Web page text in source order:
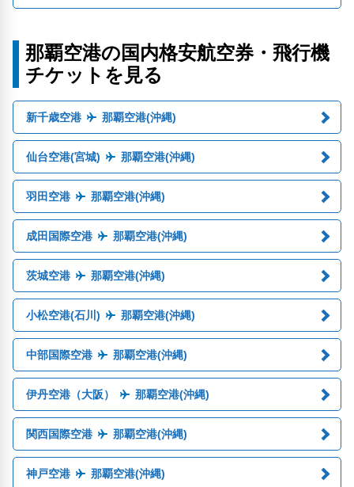
那覇空港の国内格安航空券・飛行機
チケットを見る
新千歳空港 那覇空港(沖縄)
仙台空港(宮城) 那覇空港(沖縄)
羽田空港 那覇空港(沖縄)
成田国際空港 那覇空港(沖縄)
茨城空港 那覇空港(沖縄)
小松空港(石川) 那覇空港(沖縄)
中部国際空港 那覇空港(沖縄)
伊丹空港（大阪） 那覇空港(沖縄)
関西国際空港 那覇空港(沖縄)
神戸空港 那覇空港(沖縄)